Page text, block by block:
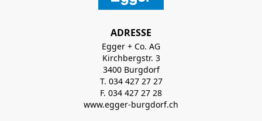
ADRESSE
Egger + Co. AG
Kirchbergstr. 3
3400 Burgdorf
T. 034 427 27 27
F. 034 427 27 28
www.egger-burgdorf.ch